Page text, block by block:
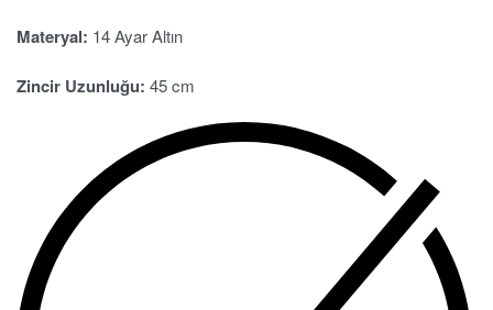
Materyal: 14 Ayar Altın
Zincir Uzunluğu: 45 cm